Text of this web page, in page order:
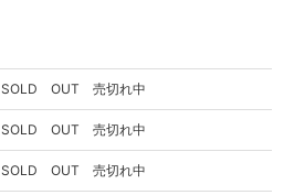
SOLD OUT 売切れ中
SOLD OUT
SOLD OUT 売切れ中
SOLD OUT 売切れ中
SOLD OUT 売切れ中
SOLD OUT 売切れ中